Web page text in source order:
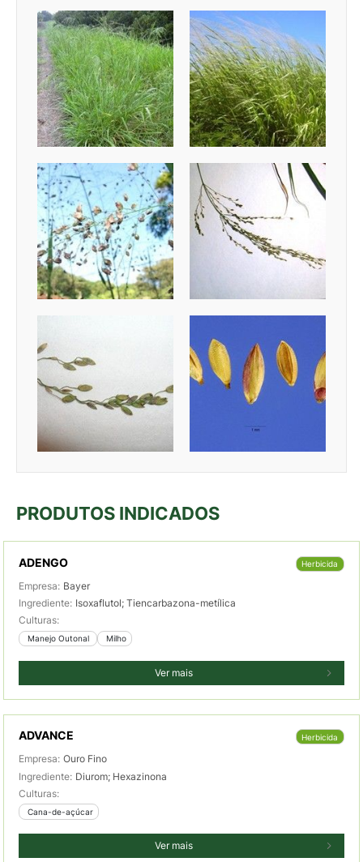
PRODUTOS INDICADOS
ADENGO Herbicida
Empresa: Bayer
Ingrediente: Isoxaflutol; Tiencarbazona-metílica
Culturas:
Manejo Outonal Milho
Ver mais
ADVANCE Herbicida
Empresa: Ouro Fino
Ingrediente: Diurom; Hexazinona
Culturas:
Cana-de-açúcar
Ver mais